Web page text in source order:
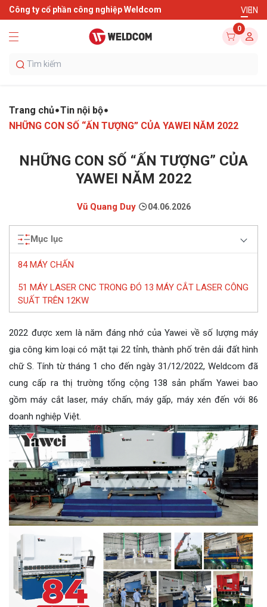
Công ty cổ phần công nghiệp Weldcom VIEN
0
Trang chủ Tin nội bộ
NHỮNG CON SỐ “ẤN TƯỢNG” CỦA YAWEI NĂM 2022
NHỮNG CON SỐ “ẤN TƯỢNG” CỦA
YAWEI NĂM 2022
Vũ Quang Duy 04.06.2026
Mục lục
84 MÁY CHẤN
51 MÁY LASER CNC TRONG ĐÓ 13 MÁY CẮT LASER CÔNG
SUẤT TRÊN 12KW
2022 được xem là năm đáng nhớ của Yawei về số lượng máy
gia công kim loại có mặt tại 22 tỉnh, thành phố trên dải đất hình
chữ S. Tính từ tháng 1 cho đến ngày 31/12/2022, Weldcom đã
cung cấp ra thị trường tổng cộng 138 sản phẩm Yawei bao
gồm máy cắt laser, máy chấn, máy gấp, máy xén đến với 86
doanh nghiệp Việt.